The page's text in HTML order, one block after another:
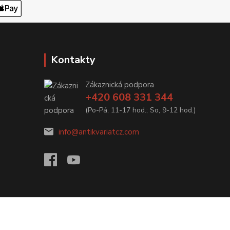
Kontakty
Zákaznická podpora
+420 608 331 344
(Po-Pá, 11-17 hod.; So, 9-12 hod.)
info@antikvariatcz.com